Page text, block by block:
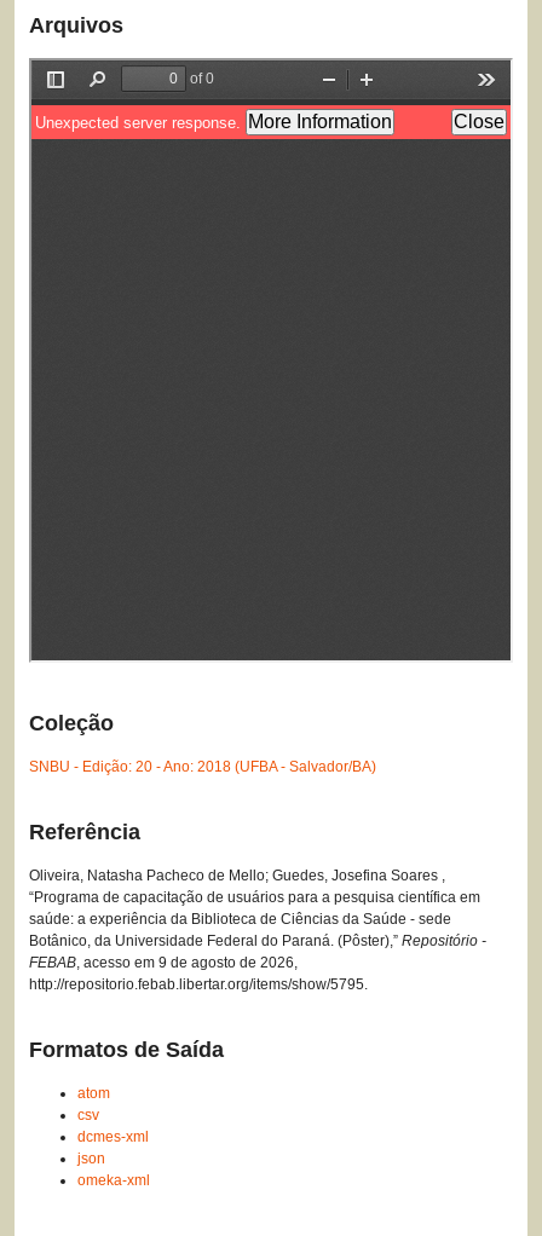
Arquivos
Coleção
SNBU - Edição: 20 - Ano: 2018 (UFBA - Salvador/BA)
Referência
Oliveira, Natasha Pacheco de Mello; Guedes, Josefina Soares ,
“Programa de capacitação de usuários para a pesquisa científica em
saúde: a experiência da Biblioteca de Ciências da Saúde - sede
Botânico, da Universidade Federal do Paraná. (Pôster),” Repositório -
FEBAB, acesso em 9 de agosto de 2026,
http://repositorio.febab.libertar.org/items/show/5795.
Formatos de Saída
atom
csv
dcmes-xml
json
omeka-xml